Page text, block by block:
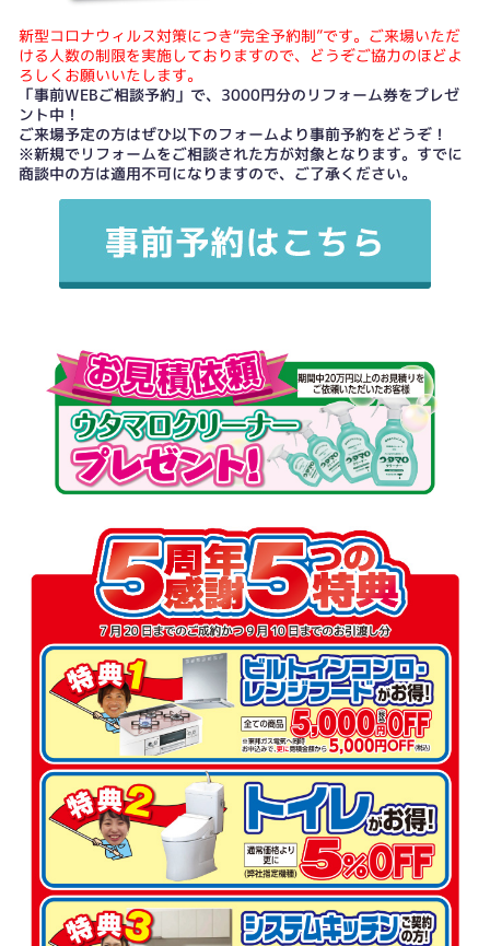
新型コロナウィルス対策につき“完全予約制”です。ご来場いただ
ける人数の制限を実施しておりますので、どうぞご協力のほどよ
ろしくお願いいたします。
「事前WEBご相談予約」で、3000円分のリフォーム券をプレゼ
ント中！
ご来場予定の方はぜひ以下のフォームより事前予約をどうぞ！
※新規でリフォームをご相談された方が対象となります。すでに
商談中の方は適用不可になりますので、ご了承ください。